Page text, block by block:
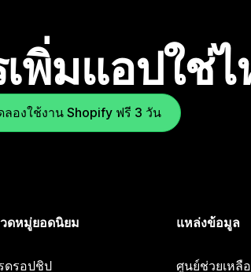
พิ่มแอปใช่
ลองใช้งาน Shopify ฟรี 3 วัน
ดหมู่ยอดนิยม
ดรอปชิป
แหล่งข้อมูล
ศูนย์ช่วยเหลื